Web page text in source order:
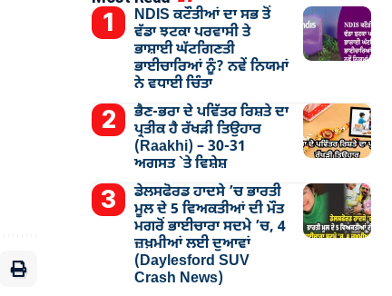
NDIS ਕਟੌਤੀਆਂ ਦਾ ਸਭ ਤੋਂ
ਵੱਡਾ ਝਟਕਾ ਪਰਵਾਸੀ ਤੇ
ਭਾਸ਼ਾਈ ਘੱਟਗਿਣਤੀ
ਭਾਈਚਾਰਿਆਂ ਨੂੰ? ਨਵੇਂ ਨਿਯਮਾਂ
ਨੇ ਵਧਾਈ ਚਿੰਤਾ
ਭੈਣ-ਭਰਾ ਦੇ ਪਵਿੱਤਰ ਰਿਸ਼ਤੇ ਦਾ
ਪ੍ਰਤੀਕ ਹੈ ਰੱਖੜੀ ਤਿਉਹਾਰ
(Raakhi) – 30-31
ਅਗਸਤ `ਤੇ ਵਿਸ਼ੇਸ਼
ਡੇਲਸਫੋਰਡ ਹਾਦਸੇ ’ਚ ਭਾਰਤੀ
ਮੂਲ ਦੇ 5 ਵਿਅਕਤੀਆਂ ਦੀ ਮੌਤ
ਮਗਰੋਂ ਭਾਈਚਾਰਾ ਸਦਮੇ ’ਚ, 4
ਜ਼ਖ਼ਮੀਆਂ ਲਈ ਦੁਆਵਾਂ
(Daylesford SUV
Crash News)